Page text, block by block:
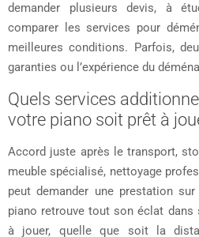
demander plusieurs devis, à
comparer les services pour
meilleures conditions. Parfois,
garanties ou l’expérience du
Quels services
votre piano soit prêt à
Accord juste après le transport,
meuble spécialisé, nettoyage
peut demander une prestation sur
piano retrouve tout son éclat dans
à jouer, quelle que soit la